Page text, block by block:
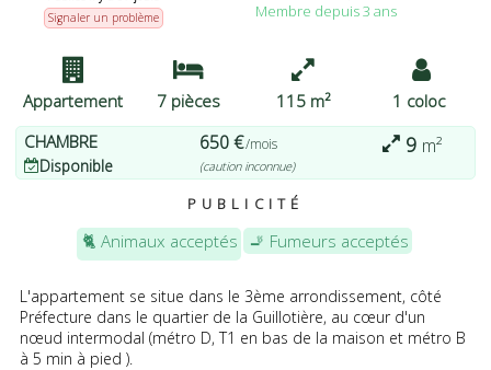
pouvez modifier vos préférences ou retirer votre
cliquant sur le bouton "Confidentialité" en bas de la page Web.
PLUS D'OPTIONS
Signaler un problème
Membre depuis 3 ans
Appartement 7 pièces 115 m²
1 coloc
CHAMBRE
650 €/mois 9 m²
Disponible (caution inconnue)
PUBLICITÉ
🐈 Animaux acceptés 🚬 Fumeurs acceptés
L'appartement se situe dans le 3ème arrondissement, côté
Préfecture dans le quartier de la Guillotière, au cœur d'un
nœud intermodal (métro D, T1 en bas de la maison et métro B
à 5 min à pied ).